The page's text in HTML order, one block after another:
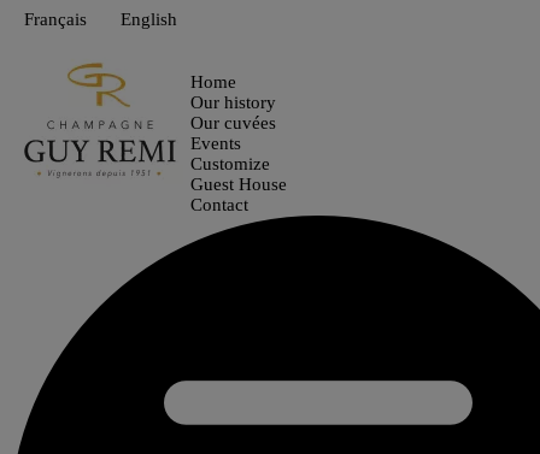
Français English
Home
Our history
Our cuvées
Events
Customize
Guest House
Contact